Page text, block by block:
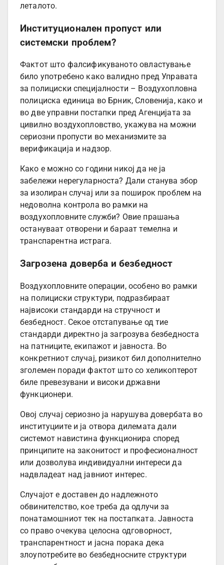
леталото.
Институционален пропуст или
системски проблем?
Фактот што фалсификуваното овластување
било употребено како валидно пред Управата
за полициски специјалности – Воздухопловна
полициска единица во Брник, Словенија, како и
во две управни постапки пред Агенцијата за
цивилно воздухопловство, укажува на можни
сериозни пропусти во механизмите за
верификација и надзор.
Како е можно со години никој да не ја
забележи нерегуларноста? Дали станува збор
за изолиран случај или за поширок проблем на
недоволна контрола во рамки на
воздухопловните служби? Овие прашања
остануваат отворени и бараат темелна и
транспарентна истрага.
Загрозена доверба и безбедност
Воздухопловните операции, особено во рамки
на полициски структури, подразбираат
највисоки стандарди на стручност и
безбедност. Секое отстапување од тие
стандарди директно ја загрозува безбедноста
на патниците, екипажот и јавноста. Во
конкретниот случај, ризикот бил дополнително
зголемен поради фактот што со хеликоптерот
биле превезувани и високи државни
функционери.
Овој случај сериозно ја нарушува довербата во
институциите и ја отвора дилемата дали
системот навистина функционира според
принципите на законитост и професионалност
или дозволува индивидуални интереси да
надвладеат над јавниот интерес.
Случајот е доставен до надлежното
обвинителство, кое треба да одлучи за
понатамошниот тек на постапката. Јавноста
со право очекува целосна одговорност,
транспарентност и јасна порака дека
злоупотребите во безбедносните структури